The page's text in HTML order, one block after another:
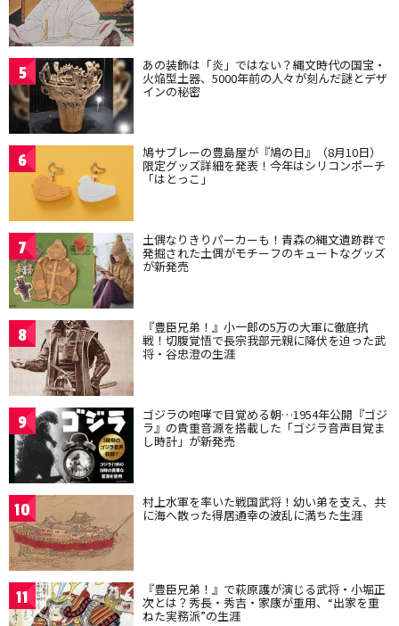
5 あの装飾は「炎」ではない？縄文時代の国宝・
火焔型土器、5000年前の人々が刻んだ謎とデザ
インの秘密
6 鳩サブレーの豊島屋が『鳩の日』（8月10日）
限定グッズ詳細を発表！今年はシリコンポーチ
「はとっこ」
7 土偶なりきりパーカーも！青森の縄文遺跡群で
発掘された土偶がモチーフのキュートなグッズ
が新発売
8 『豊臣兄弟！』小一郎の5万の大軍に徹底抗
戦！切腹覚悟で長宗我部元親に降伏を迫った武
将・谷忠澄の生涯
9 ゴジラの咆哮で目覚める朝…1954年公開『ゴジ
ラ』の貴重音源を搭載した「ゴジラ音声目覚ま
し時計」が新発売
10 村上水軍を率いた戦国武将！幼い弟を支え、共
に海へ散った得居通幸の波乱に満ちた生涯
11 『豊臣兄弟！』で萩原護が演じる武将・小堀正
次とは？秀長・秀吉・家康が重用、“出家を重
ねた実務派”の生涯